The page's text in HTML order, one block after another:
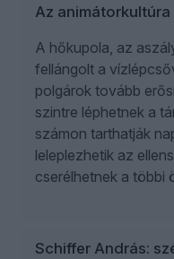
Az
A hőkupola, az
fellángolt a
polgárok tovább
szintre léphetnek a
számon tarthatják
leleplezhetik az
cserélhetnek a többi
Schiffer András: